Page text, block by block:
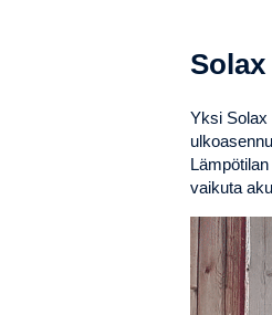
Yksi Solax
vaikuta